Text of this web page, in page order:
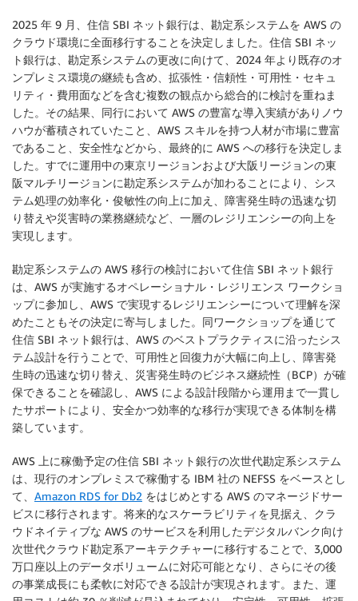
2025 年 9 月、住信 SBI ネット銀行は、勘定系システムを AWS の
クラウド環境に全面移行することを決定しました。住信 SBI ネッ
ト銀行は、勘定系システムの更改に向けて、2024 年より既存のオ
ンプレミス環境の継続も含め、拡張性・信頼性・可用性・セキュ
リティ・費用面などを含む複数の観点から総合的に検討を重ねま
した。その結果、同行において AWS の豊富な導入実績がありノウ
ハウが蓄積されていたこと、AWS スキルを持つ人材が市場に豊富
であること、安全性などから、最終的に AWS への移行を決定しま
した。すでに運用中の東京リージョンおよび大阪リージョンの東
阪マルチリージョンに勘定系システムが加わることにより、シス
テム処理の効率化・俊敏性の向上に加え、障害発生時の迅速な切
り替えや災害時の業務継続など、一層のレジリエンシーの向上を
実現します。
勘定系システムの AWS 移行の検討において住信 SBI ネット銀行
は、AWS が実施するオペレーショナル・レジリエンス ワークショ
ップに参加し、AWS で実現するレジリエンシーについて理解を深
めたこともその決定に寄与しました。同ワークショップを通じて
住信 SBI ネット銀行は、AWS のベストプラクティスに沿ったシス
テム設計を行うことで、可用性と回復力が大幅に向上し、障害発
生時の迅速な切り替え、災害発生時のビジネス継続性（BCP）が確
保できることを確認し、AWS による設計段階から運用まで一貫し
たサポートにより、安全かつ効率的な移行が実現できる体制を構
築しています。
AWS 上に稼働予定の住信 SBI ネット銀行の次世代勘定系システム
は、現行のオンプレミスで稼働する IBM 社の NEFSS をベースとし
て、 Amazon RDS for Db2 をはじめとする AWS のマネージドサー
ビスに移行されます。将来的なスケーラビリティを見据え、クラ
ウドネイティブな AWS のサービスを利用したデジタルバンク向け
次世代クラウド勘定系アーキテクチャーに移行することで、3,000
万口座以上のデータボリュームに対応可能となり、さらにその後
の事業成長にも柔軟に対応できる設計が実現されます。また、運